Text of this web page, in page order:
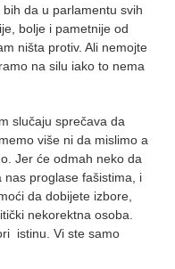
da u parlamentu svih
bolje i pametnije od
ništa protiv. Ali nemojte
na silu iako to nema
slučaju sprečava da
više ni da mislimo a
Jer će odmah neko da
proglase fašistima, i
da dobijete izbore,
nekorektna osoba.
istinu. Vi ste samo